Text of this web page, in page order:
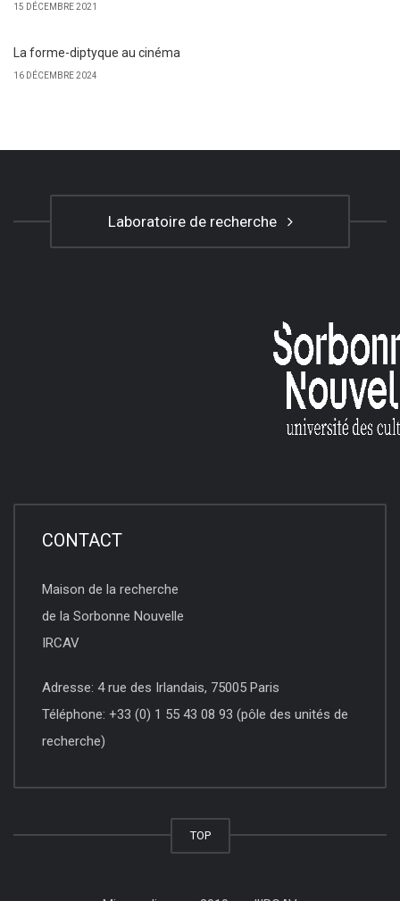
15 DÉCEMBRE 2021
La forme-diptyque au cinéma
16 DÉCEMBRE 2024
Laboratoire de recherche
CONTACT
Maison de la recherche
de la Sorbonne Nouvelle
IRCAV
Adresse: 4 rue des Irlandais, 75005 Paris
Téléphone: +33 (0) 1 55 43 08 93 (pôle des unités de
recherche)
TOP